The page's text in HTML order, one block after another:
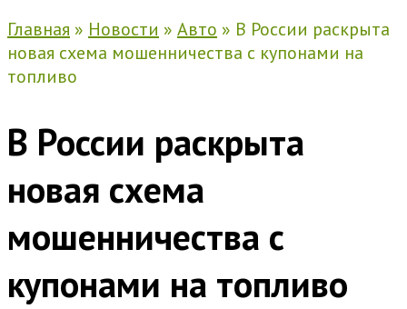
Главная » Новости » Авто » В России раскрыта
новая схема мошенничества с купонами на
топливо
В России раскрыта
новая схема
мошенничества с
купонами на топливо